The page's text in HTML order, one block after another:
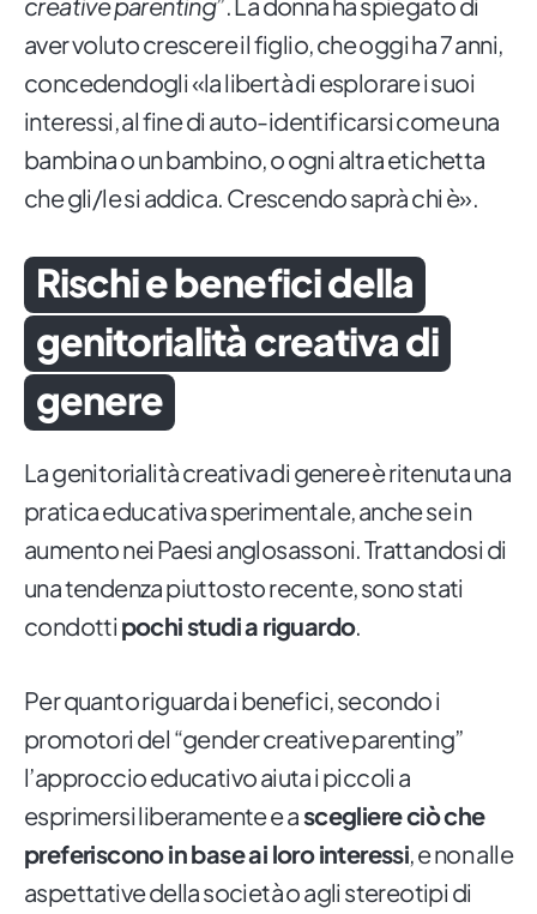
aver voluto crescere il figlio, che oggi ha 7 anni,
concedendogli «la libertà di esplorare i suoi
interessi, al fine di auto-identificarsi come una
bambina o un bambino, o ogni altra etichetta
che gli/le si addica. Crescendo saprà chi è».
Rischi e benefici della
genitorialità creativa di
genere
La genitorialità creativa di genere è ritenuta una
pratica educativa sperimentale, anche se in
aumento nei Paesi anglosassoni. Trattandosi di
una tendenza piuttosto recente, sono stati
condotti pochi studi a riguardo.
Per quanto riguarda i benefici, secondo i
promotori del “gender creative parenting”
l’approccio educativo aiuta i piccoli a
esprimersi liberamente e ascegliere ciò che
preferiscono in base ai loro interessi, e non alle
aspettative della società o agli stereotipi di